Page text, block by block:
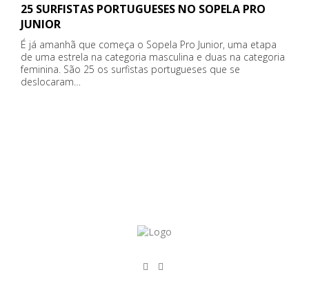
25 SURFISTAS PORTUGUESES NO SOPELA PRO
JUNIOR
É já amanhã que começa o Sopela Pro Junior, uma etapa
de uma estrela na categoria masculina e duas na categoria
feminina. São 25 os surfistas portugueses que se
deslocaram…